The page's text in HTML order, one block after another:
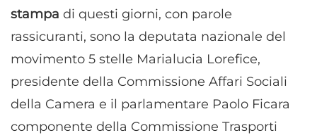
stampa di questi giorni, con parole
rassicuranti, sono la deputata nazionale del
movimento 5 stelle Marialucia Lorefice,
presidente della Commissione Affari Sociali
della Camera e il parlamentare Paolo Ficara
componente della Commissione Trasporti